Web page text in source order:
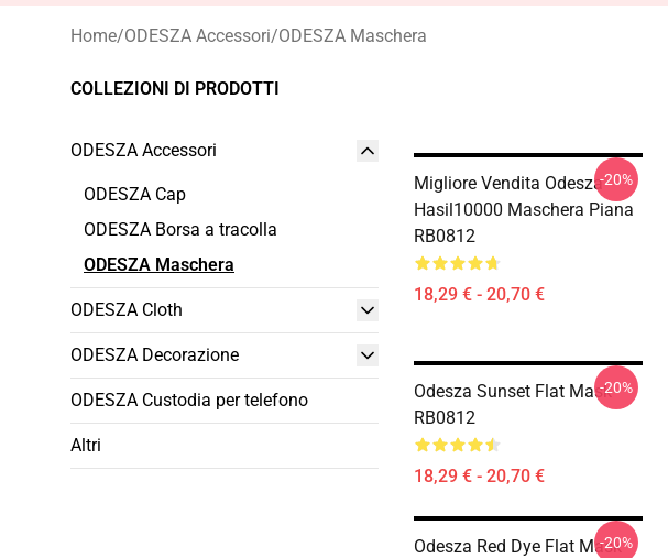
Home/ODESZA Accessori/ODESZA Maschera
COLLEZIONI DI PRODOTTI
ODESZA Accessori
ODESZA Cap
ODESZA Borsa a tracolla
ODESZA Maschera
ODESZA Cloth
ODESZA Decorazione
ODESZA Custodia per telefono
Altri
Migliore Vendita Odesza
Hasil10000 Maschera Piana
RB0812
18,29 € - 20,70 €
-20%
Odesza Sunset Flat Mask
RB0812
18,29 € - 20,70 €
-20%
Odesza Red Dye Flat Mask
-20%